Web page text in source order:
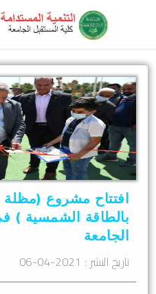
افتتاح مشروع
بالطاقة الشمسية )
الجامعة
تاريخ النشر : 2021-04-06